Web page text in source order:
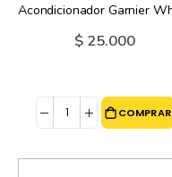
$ 25.000
COMPRAR